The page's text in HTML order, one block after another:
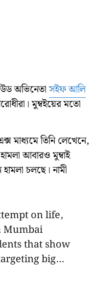
অভিনেতাসইফ আলি
মুম্বইয়ের মতো
মাধ্যমে তিনি লেখেনে,
আবারও মুম্বাই
চলছে। নামী
on life,
Mumbai
that show
big…